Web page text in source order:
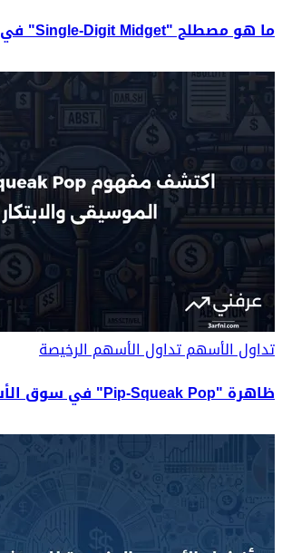
ما هو مصطلح "Single-Digit Midget" في سوق الأسهم؟
تداول الأسهمتداول الأسهم الرخيصة
ظاهرة "Pip-Squeak Pop" في سوق الأسهم الرخيصة: فهم المخاطر والفرص